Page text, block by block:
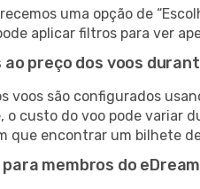
uma opção de
aplicar filtros para ver
preço dos voos
voos são configurados
o custo do voo pode variar
que encontrar um bilhete
membros do